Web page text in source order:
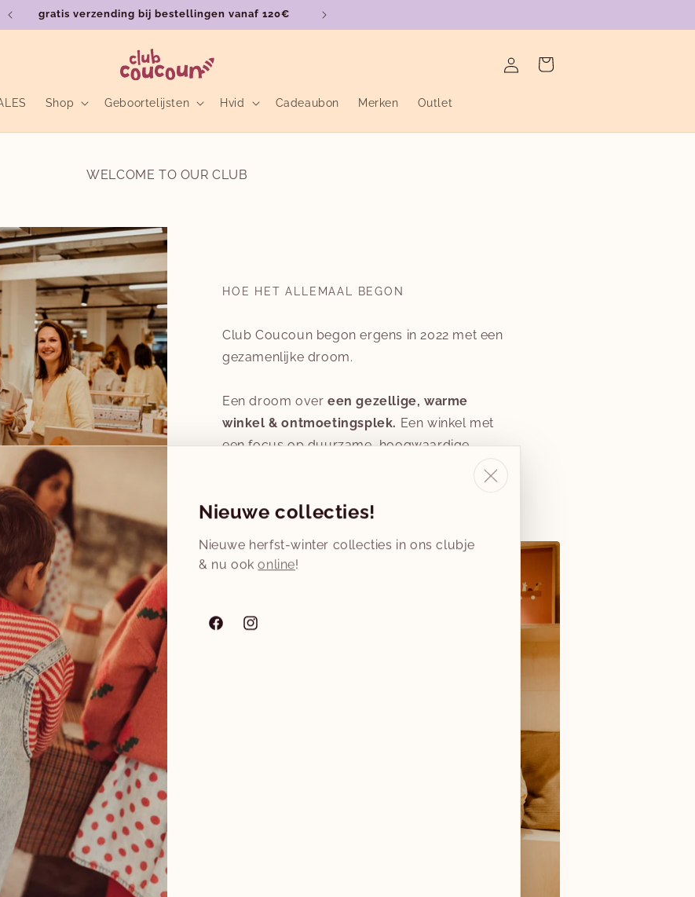
gratis verzending bij bestellingen vanaf 120€
Shop Geboortelijsten Hvid Cadeaubon Merken Outlet
Inloggen
Winkelwagen
WELCOME TO OUR CLUB
HOE HET ALLEMAAL BEGON
Club Coucoun begon ergens in 2022 met een
gezamenlijke droom.
Een droom over een gezellige, warme
winkel & ontmoetingsplek. Een winkel met
een focus op duurzame, hoogwaardige
waar (toekomstige) ouders zich écht
geselecteerde natuurlijke baby-
persoonlijke en authentieke service
dat we daarmee het verschil
dan 200 baby's verder & zijn we zo
doen wat we zo graag doen.
ontmoeten in onze gezellige club.
Nieuwe collecties!
Nieuwe herfst-winter collecties in ons clubje
& nu ookonline!
FacebookInstagram